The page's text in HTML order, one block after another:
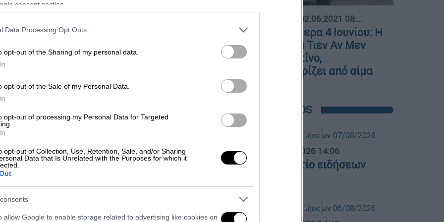
consent section.
Data Processing Opt Outs
opt-out of the Sharing of my personal data.
opt-out of the Sale of my Personal Data.
opt-out of processing my Personal Data for Targeted
opt-out of Collection, Use, Retention, Sale, and/or Sharing
Data that Is Unrelated with the Purposes for which it
allow Google to enable storage related to advertising like cookies on
Κόσμος|25.12.2018 15:10
Τιενανμέν
Πεκίνο αποσιώπησε τον θάνατό του;
01 02.06.2021 08:07
Σαν σήμερα 4 Ιουνίου: Η
πλατεία Τιεν Αν Μεν
στο Πεκίνο,
πλημμυρίζει από αίμα
POPULAR VIDEOS
Μεσημεριανό... 07.08.2026 14:06
Μεσημεριανό δελτίο ειδήσεων